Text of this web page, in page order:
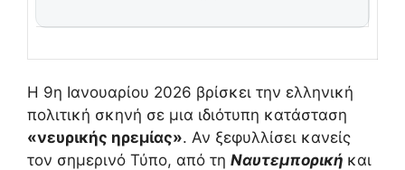
Η 9η Ιανουαρίου 2026 βρίσκει την ελληνική
πολιτική σκηνή σε μια ιδιότυπη κατάσταση
«νευρικής ηρεμίας». Αν ξεφυλλίσει κανείς
τον σημερινό Τύπο, από τη Ναυτεμπορική και